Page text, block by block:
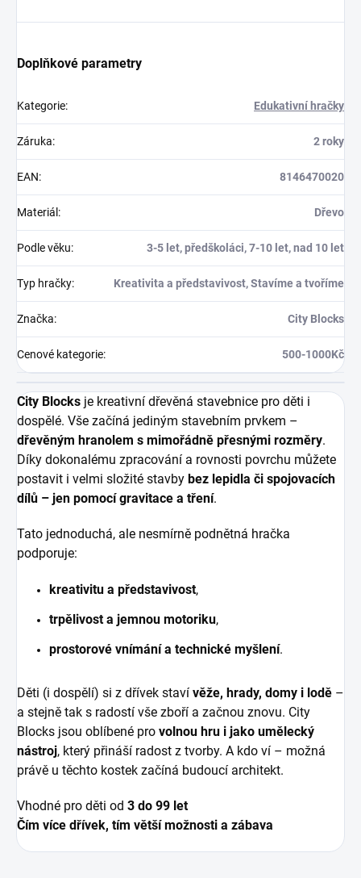
Doplňkové parametry
Kategorie: Edukativní hračky
Záruka: 2 roky
EAN: 8146470020
Materiál : Dřevo
Podle věku: 3-5 let, předškoláci, 7-10 let, nad 10 let
Typ hračky: Kreativita a představivost, Stavíme a tvoříme
Značka: City Blocks
Cenové kategorie: 500-1000Kč
City Blocks je kreativní dřevěná stavebnice pro děti i
dospělé. Vše začíná jediným stavebním prvkem –
dřevěným hranolem s mimořádně přesnými rozměry.
Díky dokonalému zpracování a rovnosti povrchu můžete
postavit i velmi složité stavby bez lepidla či spojovacích
dílů – jen pomocí gravitace a tření.
Tato jednoduchá, ale nesmírně podnětná hračka
podporuje:
kreativitu a představivost,
trpělivost a jemnou motoriku,
prostorové vnímání a technické myšlení.
Děti (i dospělí) si z dřívek staví věže, hrady, domy i lodě –
a stejně tak s radostí vše zboří a začnou znovu. City
Blocks jsou oblíbené pro volnou hru i jako umělecký
nástroj, který přináší radost z tvorby. A kdo ví – možná
právě u těchto kostek začíná budoucí architekt.
Vhodné pro děti od 3 do 99 let
Čím více dřívek, tím větší možnosti a zábava